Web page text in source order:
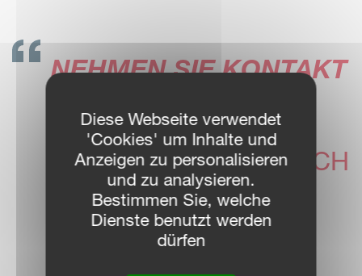
NEHMEN SIE KONTAKT
UNSERE VICON
HÄNDLER FREUEN SICH
IHNEN
WEITERZUHELFEN
Diese Webseite verwendet
'Cookies' um Inhalte und
Anzeigen zu personalisieren
und zu analysieren.
Bestimmen Sie, welche
Dienste benutzt werden
dürfen